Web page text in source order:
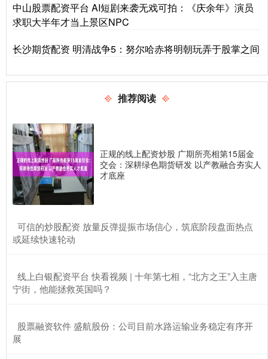
中山股票配资平台 AI短剧来袭无戏可拍：《庆余年》演员
求职大半年才当上景区NPC
长沙期货配资 明清战争5：努尔哈赤将明朝玩弄于股掌之间
推荐阅读
正规的线上配资炒股 广期所亮相第15届金
交会：深耕绿色期货研发 以产教融合夯实人
才底座
​可信的炒股配资 放量反弹提振市场信心，筑底阶段盘面热点
或延续快速轮动
​线上白银配资平台 快看视频 | 十年第七相，“北方之王”入主唐
宁街，他能拯救英国吗？
​股票融资软件 盛航股份：公司目前水路运输业务稳定有序开
展